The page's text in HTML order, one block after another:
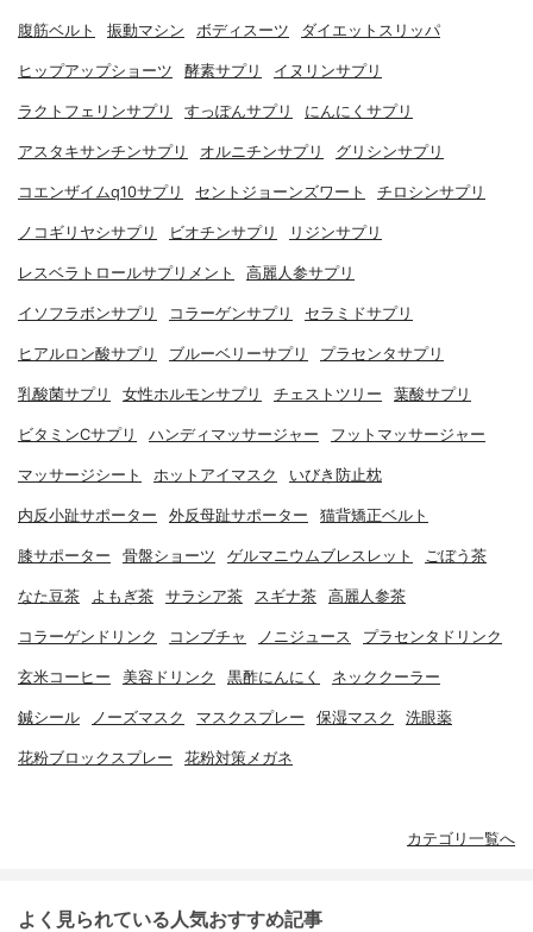
腹筋ベルト 振動マシン ボディスーツ ダイエットスリッパ
ヒップアップショーツ 酵素サプリ イヌリンサプリ
ラクトフェリンサプリ すっぽんサプリ にんにくサプリ
アスタキサンチンサプリ オルニチンサプリ グリシンサプリ
コエンザイムq10サプリ セントジョーンズワート チロシンサプリ
ノコギリヤシサプリ ビオチンサプリ リジンサプリ
レスベラトロールサプリメント 高麗人参サプリ
イソフラボンサプリ コラーゲンサプリ セラミドサプリ
ヒアルロン酸サプリ ブルーベリーサプリ プラセンタサプリ
乳酸菌サプリ 女性ホルモンサプリ チェストツリー 葉酸サプリ
ビタミンCサプリ ハンディマッサージャー フットマッサージャー
マッサージシート ホットアイマスク いびき防止枕
内反小趾サポーター 外反母趾サポーター 猫背矯正ベルト
膝サポーター 骨盤ショーツ ゲルマニウムブレスレット ごぼう茶
なた豆茶 よもぎ茶 サラシア茶 スギナ茶 高麗人参茶
コラーゲンドリンク コンブチャ ノニジュース プラセンタドリンク
玄米コーヒー 美容ドリンク 黒酢にんにく ネッククーラー
鍼シール ノーズマスク マスクスプレー 保湿マスク 洗眼薬
花粉ブロックスプレー 花粉対策メガネ
カテゴリ一覧へ
よく見られている人気おすすめ記事